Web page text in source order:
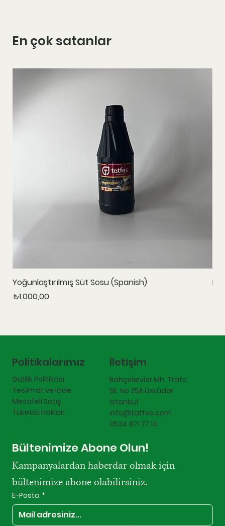
En çok satanlar
Yoğunlaştırılmış Süt Sosu (Spanish)
Fiyat
₺1.000,00
Politikalarımız
Gizlilik Politikası
Teslimat ve İade
Mesafeli Satış
Tüketici Hakları
İletişim
Bahçelievler Mh. Trafo
Sk. No 25A Üsküdar
İstanbul
info@tatfes.com
0534 871 77 14
Bültenimize Abone Olun!
Kampanyalardan haberdar olmak için
bültenimize abone olabilirsiniz.
E-Posta *